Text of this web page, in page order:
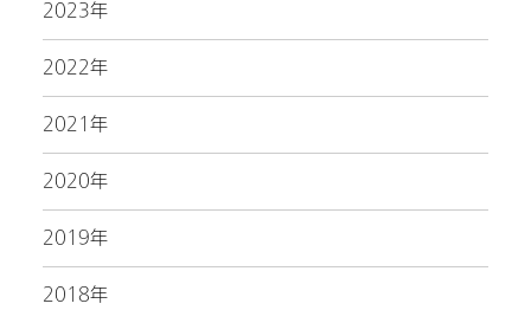
2023年
2022年
2021年
2020年
2019年
2018年